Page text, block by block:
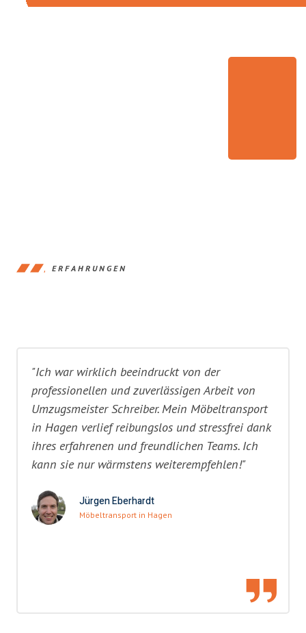
ERFAHRUNGEN
"Ich war wirklich beeindruckt von der
professionellen und zuverlässigen Arbeit von
Umzugsmeister Schreiber. Mein Möbeltransport
in Hagen verlief reibungslos und stressfrei dank
ihres erfahrenen und freundlichen Teams. Ich
kann sie nur wärmstens weiterempfehlen!"
Jürgen Eberhardt
Möbeltransport in Hagen